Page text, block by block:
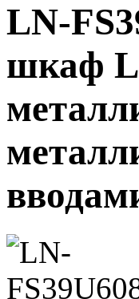
LN-
шкаф